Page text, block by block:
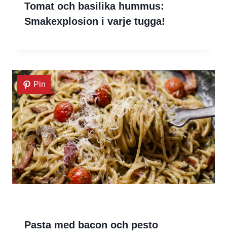
Tomat och basilika hummus:
Smakexplosion i varje tugga!
Pin
Pasta med bacon och pesto